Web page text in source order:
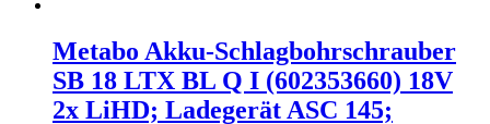
Metabo Akku-Schlagbohrschrauber
SB 18 LTX BL Q I (602353660) 18V
2x LiHD; Ladegerät ASC 145;